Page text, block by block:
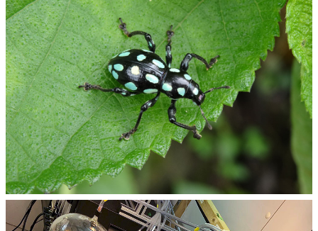
生
專
區
捐
贈
專
區
系
友
會
畢
生